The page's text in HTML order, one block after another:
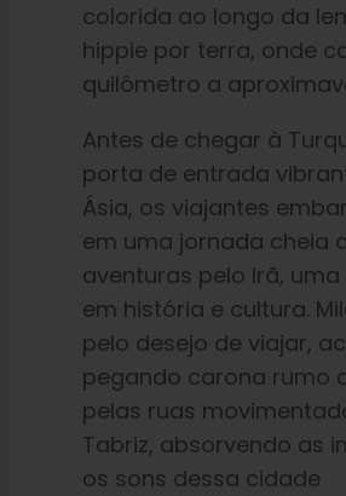
colorida ao longo da
hippie por terra, onde
quilômetro a
Antes de chegar à
porta de entrada
Ásia, os viajantes
em uma jornada cheia
aventuras pelo Irã,
em história e cultura.
pelo desejo de viajar,
pegando carona rumo
pelas ruas
Tabriz, absorvendo as
os sons dessa cidade